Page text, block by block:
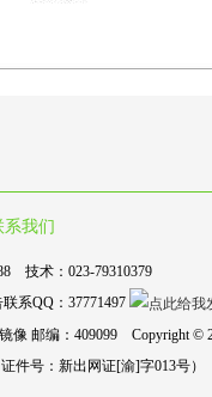
系我们
技术：023-79310379
系QQ：37771497
邮编：409099 Copyright ©
件号：新出网证[渝]字013号